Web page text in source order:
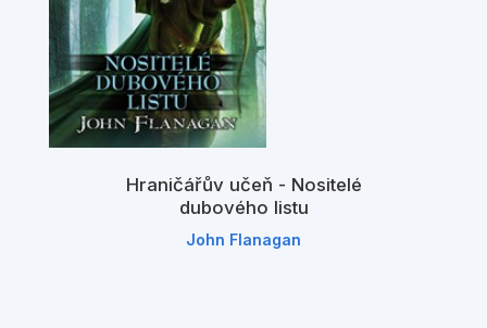
Hraničářův učeň - Nositelé
dubového listu
John Flanagan